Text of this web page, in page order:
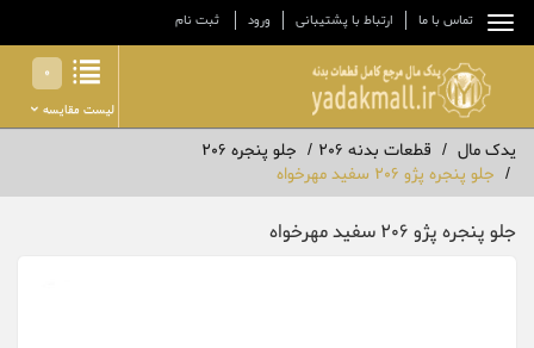
تماس با ما ارتباط با پشتیبانی ورود ثبت نام
0
لیست مقایسه
یدک مال قطعات بدنه 206
جلو پنجره 206
جلو پنجره پژو 206 سفید مهرخواه
جلو پنجره پژو 206 سفید مهرخواه